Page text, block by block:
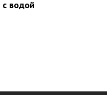
водой